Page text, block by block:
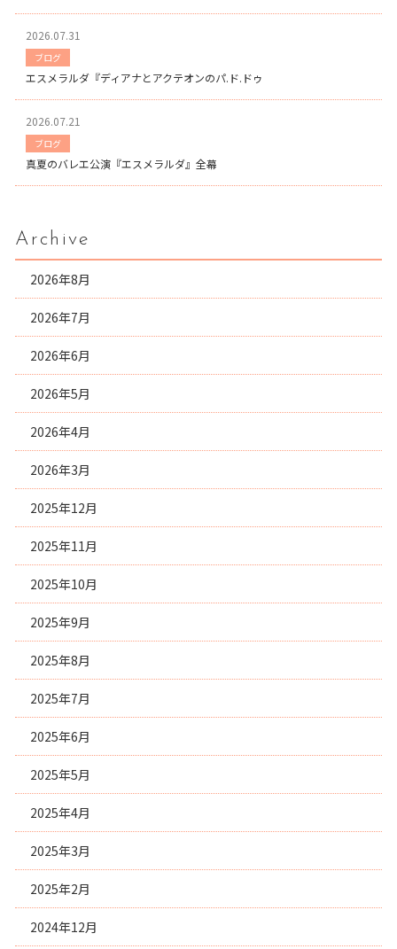
2026.07.31
ブログ
エスメラルダ『ディアナとアクテオンのパ.ド.ドゥ
2026.07.21
ブログ
真夏のバレエ公演『エスメラルダ』全幕
Archive
2026年8月
2026年7月
2026年6月
2026年5月
2026年4月
2026年3月
2025年12月
2025年11月
2025年10月
2025年9月
2025年8月
2025年7月
2025年6月
2025年5月
2025年4月
2025年3月
2025年2月
2024年12月